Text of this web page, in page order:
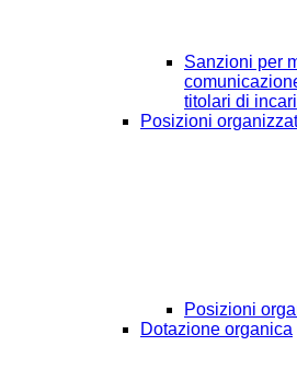
Sanzioni per
titolari di
Posizioni
Posizioni
Dotazione organica